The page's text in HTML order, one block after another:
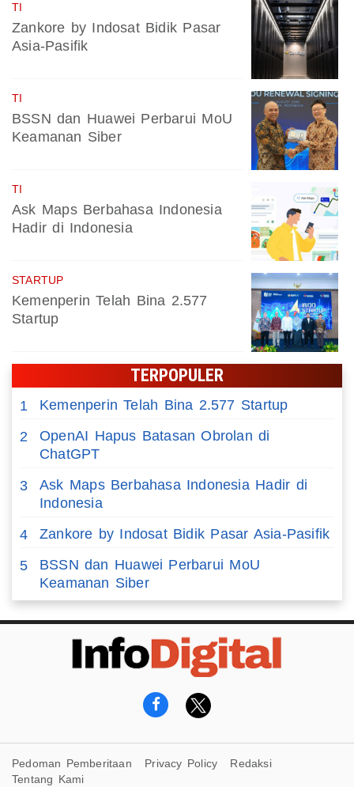
TI
Zankore by Indosat Bidik Pasar
Asia-Pasifik
TI
BSSN dan Huawei Perbarui MoU
Keamanan Siber
TI
Ask Maps Berbahasa Indonesia
Hadir di Indonesia
STARTUP
Kemenperin Telah Bina 2.577
Startup
TERPOPULER
1
Kemenperin Telah Bina 2.577 Startup
2
OpenAI Hapus Batasan Obrolan di
ChatGPT
3
Ask Maps Berbahasa Indonesia Hadir di
Indonesia
4
Zankore by Indosat Bidik Pasar Asia-Pasifik
5
BSSN dan Huawei Perbarui MoU
Keamanan Siber
Pedoman Pemberitaan Privacy Policy
Redaksi
Tentang Kami